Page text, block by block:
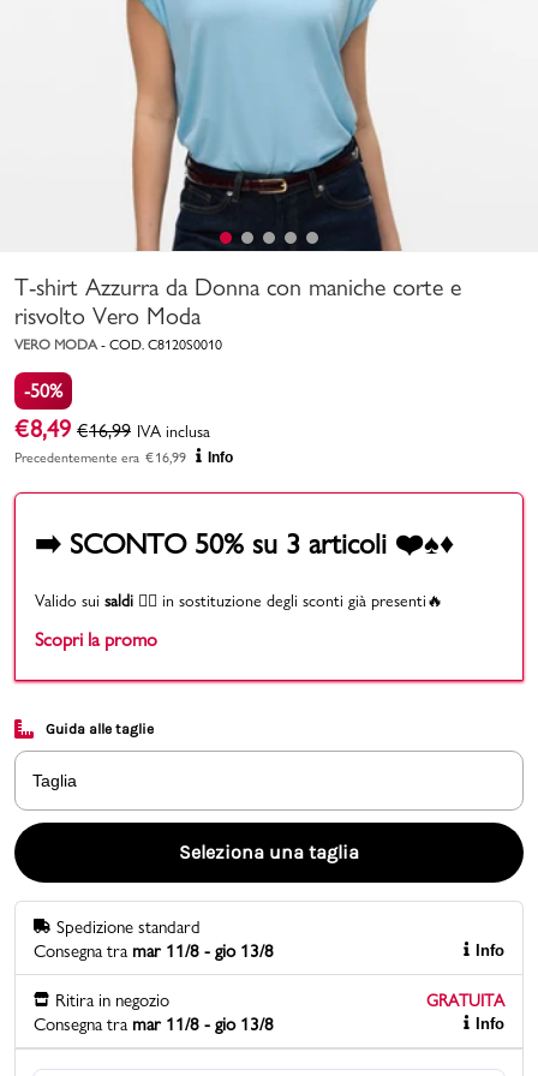
Bambino
Marchi
Carrello
Promo & News
negozi
pcard
Gift card
T-shirt Azzurra da Donna con maniche corte e
risvolto Vero Moda
VERO MODA - COD. C8120S0010
-50%
€8,49 €16,99 IVA inclusa
Precedentemente era €16,99 Info
➡️ SCONTO 50% su 3 articoli ❤️♠️♦️
Valido sui saldi 👉🏻 in sostituzione degli sconti già presenti🔥
Scopri la promo
Guida alle taglie
Taglia
Seleziona una taglia
Spedizione standard
Consegna tra mar 11/8 - gio 13/8 Info
Ritira in negozio
GRATUITA
Consegna tra mar 11/8 - gio 13/8 Info